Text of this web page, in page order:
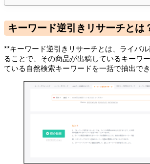
キーワード逆引きリサーチとは
**キーワード逆引きリサーチとは、ライバ
ることで、その商品が出稿しているキーワ
ている自然検索キーワードを一括で抽出でき